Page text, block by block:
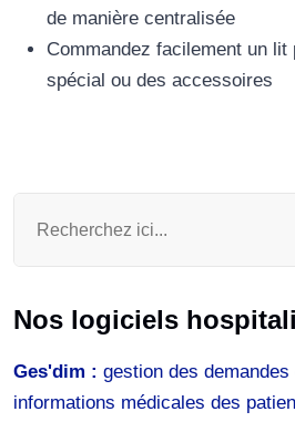
de manière centralisée
Commandez facilement un lit
spécial ou des accessoires
Nos logiciels
Ges'dim : gestion des
informations médicales des